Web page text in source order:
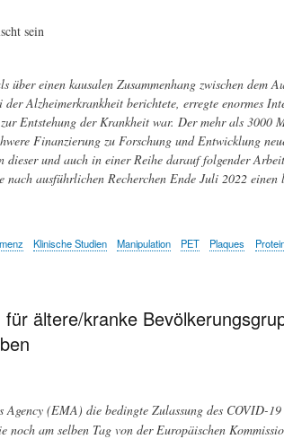
sein
über einen kausalen Zusammenhang zwischen dem
Alzheimerkrankheit berichtete, erregte enormes
Entstehung der Krankheit war. Der mehr als 3000
Finanzierung zu Forschung und Entwicklung
und auch in einer Reihe darauf folgender
ausführlichen Recherchen Ende Juli 2022 einen
Klinische Studien Manipulation PET Plaques
ältere/kranke
(EMA) die bedingte Zulassung des COVID-
am selben Tag von der Europäischen